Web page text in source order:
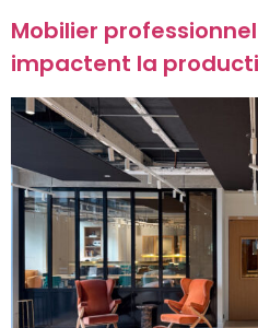
Mobilier
impactent la